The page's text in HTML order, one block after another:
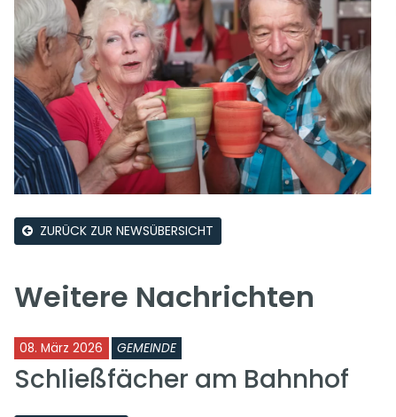
ZURÜCK ZUR NEWSÜBERSICHT
Weitere Nachrichten
08. März 2026 GEMEINDE
Schließfächer am Bahnhof